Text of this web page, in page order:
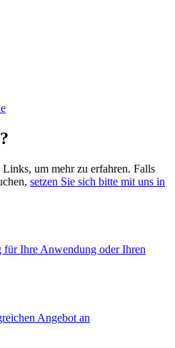
um mehr zu erfahren. Falls
setzen Sie sich bitte mit uns in
für Ihre Anwendung oder Ihren
Angebot an